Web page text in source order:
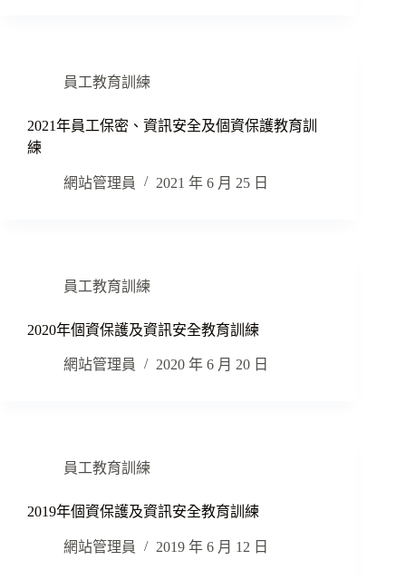
員工教育訓練
2021年員工保密、資訊安全及個資保護教育訓
練
網站管理員 2021 年 6 月 25 日
員工教育訓練
2020年個資保護及資訊安全教育訓練
網站管理員 2020 年 6 月 20 日
員工教育訓練
2019年個資保護及資訊安全教育訓練
網站管理員 2019 年 6 月 12 日